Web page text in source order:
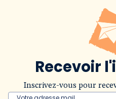
Recevoir
Inscrivez-vous pour